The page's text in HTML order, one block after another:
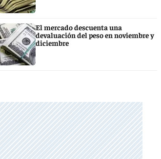
El mercado descuenta una
devaluación del peso en noviembre y
diciembre